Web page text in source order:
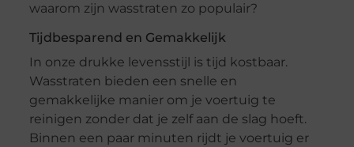
waarom zijn wasstraten zo populair?
Tijdbesparend en Gemakkelijk
In onze drukke levensstijl is tijd kostbaar.
Wasstraten bieden een snelle en
gemakkelijke manier om je voertuig te
reinigen zonder dat je zelf aan de slag hoeft.
Binnen een paar minuten rijdt je voertuig er